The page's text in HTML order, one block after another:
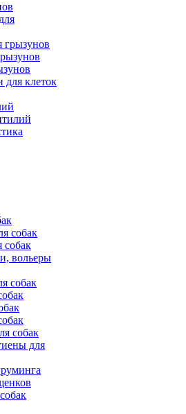
для клеток
собак
вольеры
собак
собак
для